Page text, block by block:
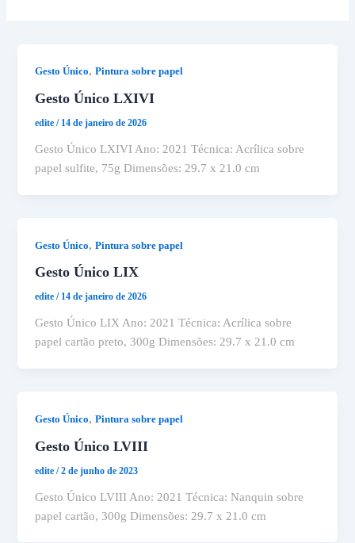
Gesto Único,Pintura sobre papel
Gesto Único LXIVI
edite/ 14 de janeiro de 2026
Gesto Único LXIVI Ano: 2021 Técnica: Acrílica sobre
papel sulfite, 75g Dimensões: 29.7 x 21.0 cm
Gesto Único,Pintura sobre papel
Gesto Único LIX
edite/ 14 de janeiro de 2026
Gesto Único LIX Ano: 2021 Técnica: Acrílica sobre
papel cartão preto, 300g Dimensões: 29.7 x 21.0 cm
Gesto Único,Pintura sobre papel
Gesto Único LVIII
edite/2 de junho de 2023
Gesto Único LVIII Ano: 2021 Técnica: Nanquin sobre
papel cartão, 300g Dimensões: 29.7 x 21.0 cm